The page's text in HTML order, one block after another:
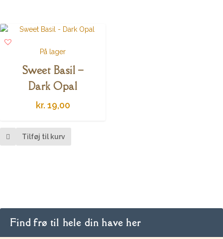
På lager
Sweet Basil –
Dark Opal
kr. 19,00
Tilføj til kurv
Find frø til hele din have her